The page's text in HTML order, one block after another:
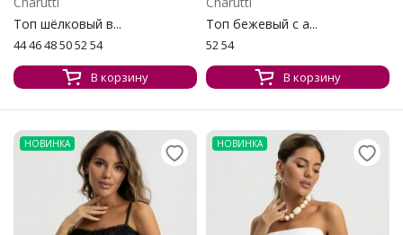
Топ шёлковый в...
44 46 48 50 52 54
В корзину
Топ бежевый с а...
52 54
В корзину
НОВИНКА НОВИНКА